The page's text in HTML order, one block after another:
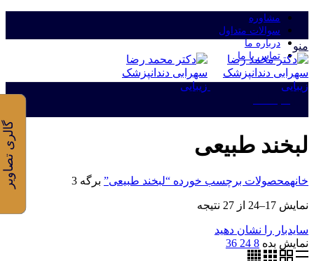
مشاوره
سوالات متداول
درباره ما
تماس با ما
منو
لبخند طبیعی
خانهمحصولات برچسب خورده “لبخند طبیعی” برگه 3
نمایش 17–24 از 27 نتیجه
سایدبار را نشان دهید
نمایش بده 8
24
36
گالری تصاویر